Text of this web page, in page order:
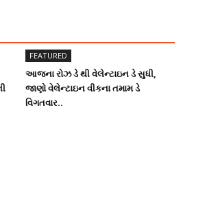
FEATURED
આજના રોઝ ડે થી વેલેન્ટાઇન ડે સુધી,
જાણો વેલેન્ટાઇન વીકના તમામ ડે
વિગતવાર..